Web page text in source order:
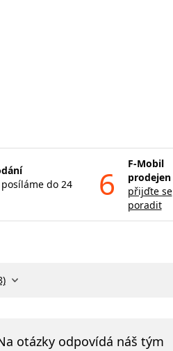
do 24
6
F-Mobil
prodejen
přijďte se
poradit
otázky odpovídá náš tým